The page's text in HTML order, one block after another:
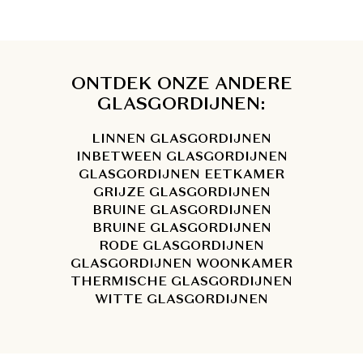
ONTDEK ONZE ANDERE
GLASGORDIJNEN:
LINNEN GLASGORDIJNEN
INBETWEEN GLASGORDIJNEN
GLASGORDIJNEN EETKAMER
GRIJZE GLASGORDIJNEN
BRUINE GLASGORDIJNEN
BRUINE GLASGORDIJNEN
RODE GLASGORDIJNEN
GLASGORDIJNEN WOONKAMER
THERMISCHE GLASGORDIJNEN
WITTE GLASGORDIJNEN